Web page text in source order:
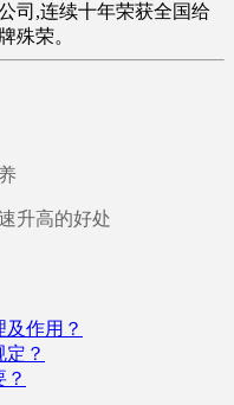
司,连续十年荣获全国给
殊荣。
升高的好处
作用？
？